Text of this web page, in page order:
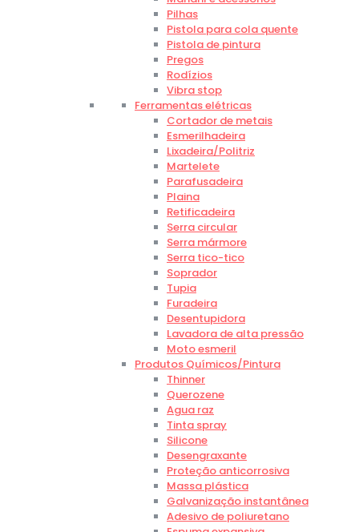
Pilhas
Pistola para cola quente
Pistola de pintura
Pregos
Rodízios
Vibra stop
Ferramentas elétricas
Cortador de metais
Esmerilhadeira
Lixadeira/Politriz
Martelete
Parafusadeira
Plaina
Retificadeira
Serra circular
Serra mármore
Serra tico-tico
Soprador
Tupia
Furadeira
Desentupidora
Lavadora de alta pressão
Moto esmeril
Produtos Químicos/Pintura
Thinner
Querozene
Agua raz
Tinta spray
Silicone
Desengraxante
Proteção anticorrosiva
Massa plástica
Galvanização instantânea
Adesivo de poliuretano